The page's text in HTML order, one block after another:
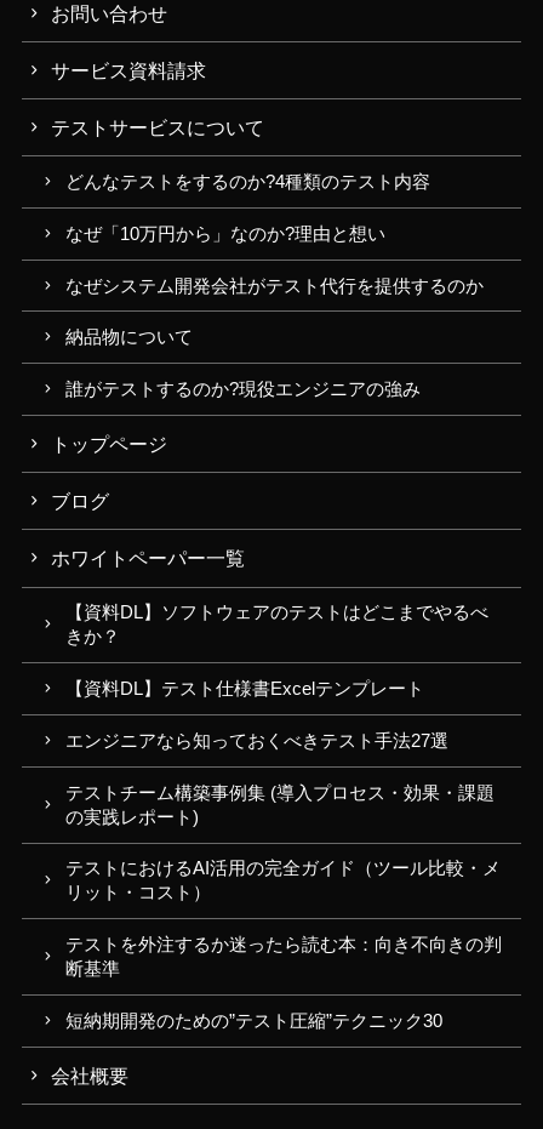
お問い合わせ
サービス資料請求
テストサービスについて
どんなテストをするのか?4種類のテスト内容
なぜ「10万円から」なのか?理由と想い
なぜシステム開発会社がテスト代行を提供するのか
納品物について
誰がテストするのか?現役エンジニアの強み
トップページ
ブログ
ホワイトペーパー一覧
【資料DL】ソフトウェアのテストはどこまでやるべ
きか？
【資料DL】テスト仕様書Excelテンプレート
エンジニアなら知っておくべきテスト手法27選
テストチーム構築事例集 (導入プロセス・効果・課題
の実践レポート)
テストにおけるAI活用の完全ガイド（ツール比較・メ
リット・コスト）
テストを外注するか迷ったら読む本：向き不向きの判
断基準
短納期開発のための”テスト圧縮”テクニック30
会社概要